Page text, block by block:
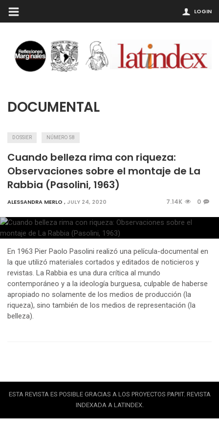
LOGIN
DOCUMENTAL
DOSSIER NÚMERO 58
Cuando belleza rima con riqueza:
Observaciones sobre el montaje de La
Rabbia (Pasolini, 1963)
ALESSANDRA MERLO ,JULY 24, 2020 7.14K 0
En 1963 Pier Paolo Pasolini realizó una película-documental en
la que utilizó materiales cortados y editados de noticieros y
revistas. La Rabbia es una dura crítica al mundo
contemporáneo y a la ideología burguesa, culpable de haberse
apropiado no solamente de los medios de producción (la
riqueza), sino también de los medios de representación (la
belleza).
ESTA REVISTA ES POSIBLE GRACIAS A LOS PROYECTOS PAPIIT. REVISTA
INDEXADA A LATINDEX.